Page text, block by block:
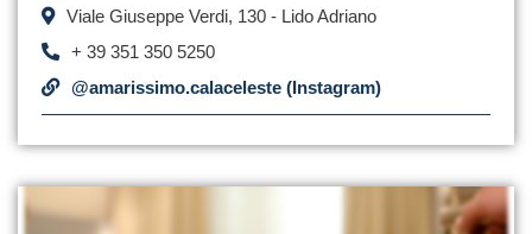
Viale Giuseppe Verdi, 130 - Lido Adriano
+ 39 351 350 5250
@amarissimo.calaceleste (Instagram)